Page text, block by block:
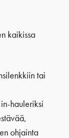
kaikissa
tai
hauleriksi
ohjainta